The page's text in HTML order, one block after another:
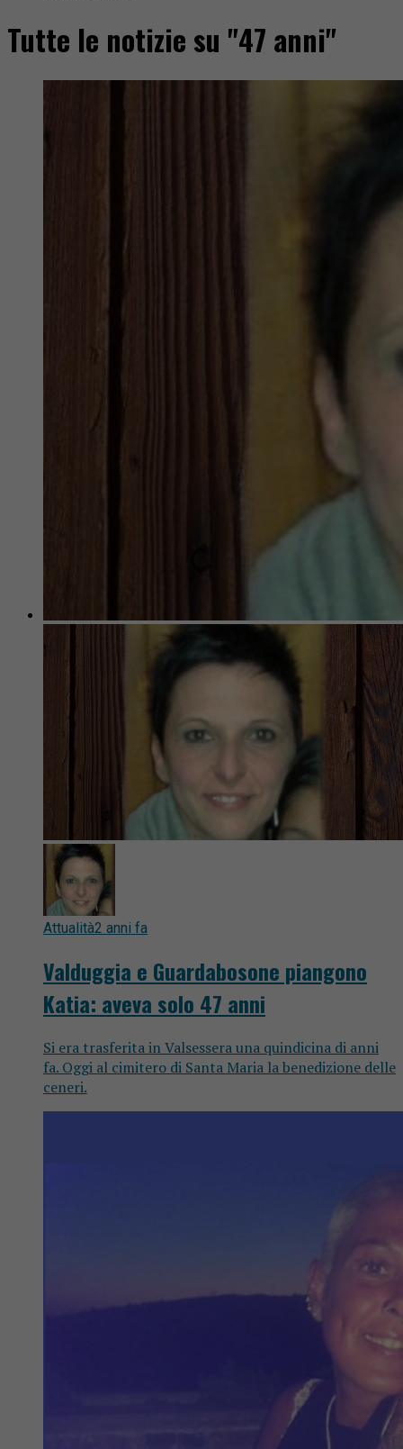
Tutte le notizie su "47 anni"
Attualità2 anni fa
Valduggia e Guardabosone piangono
Katia: aveva solo 47 anni
Si era trasferita in Valsessera una quindicina di anni
fa. Oggi al cimitero di Santa Maria la benedizione delle
ceneri.